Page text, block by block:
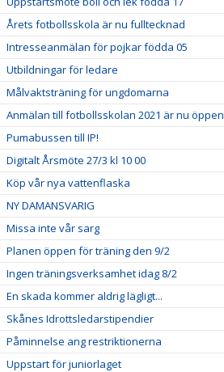
Årets fotbollsskola är nu fulltecknad
Intresseanmälan för pojkar födda 05
Utbildningar för ledare
Målvaktsträning för ungdomarna
Anmälan till fotbollsskolan 2021 är nu öppen
Pumabussen till IP!
Digitalt Årsmöte 27/3 kl 10 00
Köp vår nya vattenflaska
NY DAMANSVARIG
Missa inte vår sarg
Planen öppen för träning den 9/2
Ingen träningsverksamhet idag 8/2
En skada kommer aldrig lägligt...
Skånes Idrottsledarstipendier
Påminnelse ang restriktionerna
Uppstart för juniorlaget